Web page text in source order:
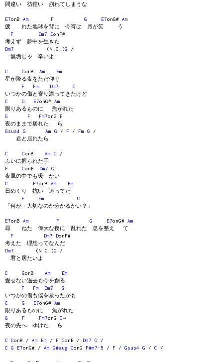
間違い 彷徨い 崩れてしまうな
E7onB Am F G E7onG# Am
疲 れた地球を背に 今宵は 月が笑 う
F
Dm7 DonF#
考えず 夢中を生きた
Dm7 (N.C.)G /
無垢じゃ 辛いよ
C GonB Am
Em
星が降る夜をただ仰ぐ
F
Fm Dm7
G
いつかの傷と寄り添ってきたけど
C
G E7onG# Am
限りあるものに 焦がれた
G
F Fm7onG F
夜のままで居れた ら
Gsus4
G Am G / F / Fm G /
君と居れたら
C GonB Am G /
ふいに握られた手
F
ConE Dm7
G
夜風の中でも暖 かい
C
E7onB Am
Em
日めくり 抗い 迷ってた
F
Fm
C
「何が 大切なのか分かるかい？」
E7onB Am F G E7onG# Am
尋 ねた 偉大な夜に 乱れた 息を整え て
F
Dm7 DonF#
考えた 理想ってなんだ
Dm7 (N.C.)G /
君と居たいよ
C GonB Am
Em
愛せない過去も今を創る
F
Fm Dm7
G
いつかの傷も僕を救ったかも
C
G E7onG# Am
限りあるものに 焦がれた
G
F Fm7onG C→
夜の先へ ゆけた ら
C GonB / Am Em / F ConE / Dm7 G /
C
G E7onG# / Am G#aug ConG F#m7-5 / F / Gsus4 G / C /